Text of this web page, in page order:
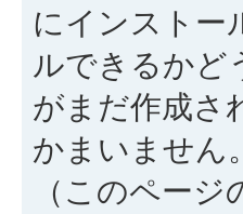
にインストー
ルできるかど
がまだ作成さ
かまいません
（このペー